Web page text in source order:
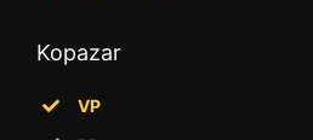
Kopazar
VP